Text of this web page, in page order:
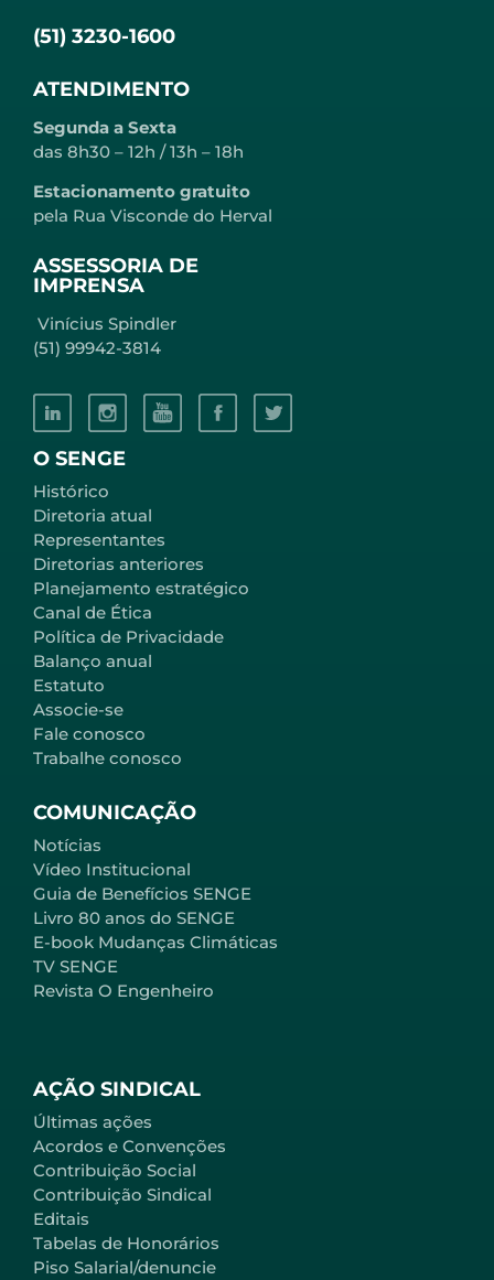
AÇÃO SINDICAL
Últimas ações
Acordos e Convenções
Contribuição Social
Contribuição Sindical
Editais
Tabelas de Honorários
Piso Salarial/denuncie
O SENGE
Histórico
Diretoria atual
Representantes
Diretorias anteriores
Planejamento estratégico
Canal de Ética
Política de Privacidade
Balanço anual
Estatuto
Associe-se
Fale conosco
Trabalhe conosco
COMUNICAÇÃO
Notícias
Vídeo Institucional
Guia de Benefícios SENGE
Livro 80 anos do SENGE
E-book Mudanças Climáticas
TV SENGE
Revista O Engenheiro
(51) 3230-1600
ATENDIMENTO
Segunda a Sexta
das 8h30 – 12h / 13h – 18h
Estacionamento gratuito
pela Rua Visconde do Herval
ASSESSORIA DE
IMPRENSA
Vinícius Spindler
(51) 99942-3814